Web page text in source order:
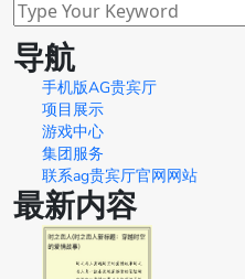
导航
手机版AG贵宾厅
项目展示
游戏中心
集团服务
联系ag贵宾厅官网网站
最新内容